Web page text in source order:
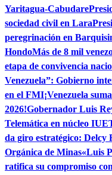
Yaritagua-Cabudare
sociedad civil en Lara
peregrinación en
HondoMás de 8 mil
etapa de convivencia
Venezuela”: Gobierno
en el FMI¡Venezuela
2026!Gobernador Luis
Telemática en núcleo
da giro estratégico:
Orgánica de Minas«Luis
ratifica su compromiso